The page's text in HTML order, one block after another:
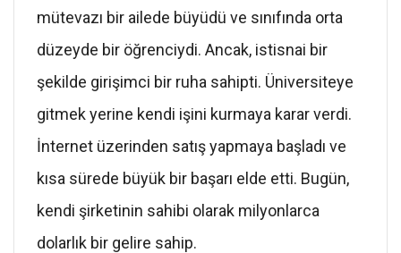
mütevazı bir ailede büyüdü ve sınıfında orta
düzeyde bir öğrenciydi. Ancak, istisnai bir
şekilde girişimci bir ruha sahipti. Üniversiteye
gitmek yerine kendi işini kurmaya karar verdi.
İnternet üzerinden satış yapmaya başladı ve
kısa sürede büyük bir başarı elde etti. Bugün,
kendi şirketinin sahibi olarak milyonlarca
dolarlık bir gelire sahip.